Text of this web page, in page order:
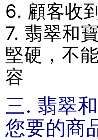
6. 顧客收
7. 翡翠和
堅硬，不
容
三. 翡翠
您要的商